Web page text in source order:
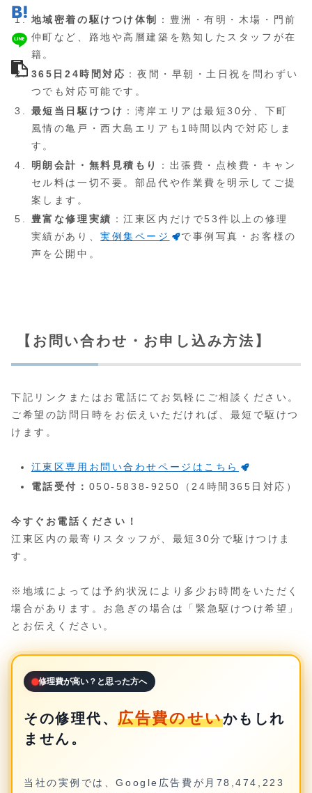
地域密着の駆けつけ体制
：豊洲・有明・木場・門前
仲町など、路地や高層建築を熟知したスタッフが在
籍。
365日24時間対応 ：夜間・早朝・土日祝を問わずい
つでも対応可能です。
最短当日駆けつけ ：湾岸エリアは最短30分、下町
風情の亀戸・西大島エリアも1時間以内で対応しま
す。
明朗会計・無料見積もり
：出張費・点検費・キャン
セル料は一切不要。部品代や作業費を明示してご提
案します。
豊富な修理実績 ：江東区内だけで53件以上の修理
実績があり、実例集ページ
で事例写真・お客様の
声を公開中。
【お問い合わせ・お申し込み方法】
下記リンクまたはお電話にてお気軽にご相談ください。
ご希望の訪問日時をお伝えいただければ、最短で駆けつ
けます。
江東区専用お問い合わせページはこちら
電話受付： 050-5838-9250（24時間365日対応）
今すぐお電話ください！
江東区内の最寄りスタッフが、最短30分で駆けつけま
す。
※地域によっては予約状況により多少お時間をいただく
場合があります。お急ぎの場合は「緊急駆けつけ希望」
とお伝えください。
修理費が高い？と思った方へ
その修理代、広告費のせいかもしれ
ません。
当社の実例では、Google広告費が月78,474,223